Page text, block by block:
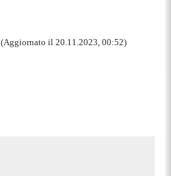
(Aggiornato il 20.11.2023, 00:52)